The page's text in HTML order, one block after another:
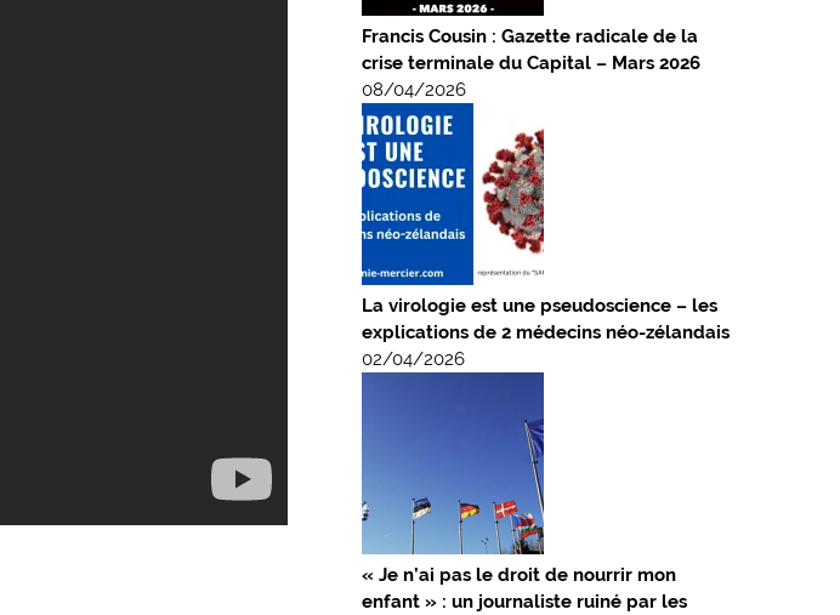
Francis Cousin : Gazette radicale de la
crise terminale du Capital – Mars 2026
08/04/2026
La virologie est une pseudoscience – les
explications de 2 médecins néo-zélandais
02/04/2026
« Je n’ai pas le droit de nourrir mon
enfant » : un journaliste ruiné par les